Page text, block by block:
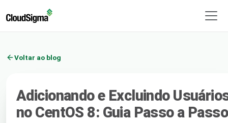
Voltar ao blog
Adicionando e Excluindo
no CentOS 8: Guia Passo a Passo